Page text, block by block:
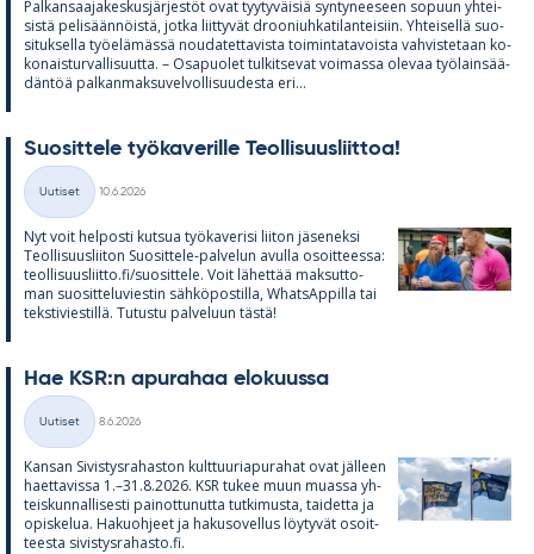
Pal­kan­saa­ja­kes­kus­jär­jes­töt ovat tyy­ty­väi­siä syn­ty­nee­seen so­puun yh­tei­
sistä pe­li­sään­nöistä, jotka liit­ty­vät droo­niuh­ka­ti­lan­tei­siin. Yh­tei­sellä suo­
si­tuk­sella työ­elä­mässä nou­da­tet­ta­vista toi­min­ta­ta­voista vah­vis­te­taan ko­
ko­nais­tur­val­li­suutta. – Os­a­puo­let tul­kit­se­vat voi­massa ole­vaa työ­lain­sää­
dän­töä pal­kan­mak­su­vel­vol­li­suu­desta eri...
Suo­sit­tele työ­ka­ve­rille Teol­li­suus­liit­toa!
Kategoriat
Uutiset
10.6.2026
Nyt voit hel­posti kut­sua työ­ka­ve­risi lii­ton jä­se­neksi
Teol­li­suus­lii­ton Suo­sit­tele-pal­ve­lun avulla osoit­teessa:
teol­li­suus­liitto.fi/suo­sit­tele. Voit lä­het­tää mak­sut­to­
man suo­sit­te­lu­vies­tin säh­kö­pos­tilla, What­sAp­pilla tai
teks­ti­vies­tillä. Tu­tustu pal­ve­luun tästä!
Hae KSR:n apu­ra­haa elo­kuussa
Kategoriat
Uutiset
8.6.2026
Kan­san Si­vis­tys­ra­has­ton kult­tuu­ria­pu­ra­hat ovat jäl­leen
haet­ta­vissa 1.–31.8.2026. KSR tu­kee muun muassa yh­
teis­kun­nal­li­sesti pai­not­tu­nutta tut­ki­musta, tai­detta ja
opis­ke­lua. Ha­kuoh­jeet ja ha­kuso­vel­lus löy­ty­vät osoit­
teesta si­vis­tys­ra­hasto.fi.